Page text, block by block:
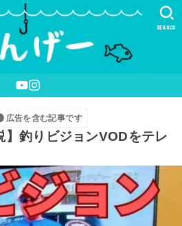
SEARCH
広告を含む記事です
】釣りビジョンVODをテレ